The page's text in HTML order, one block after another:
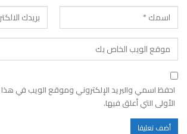
احفظ اسمي والبريد الإلكتروني وموقع الويب في
الأولى التي أعلق فيها.